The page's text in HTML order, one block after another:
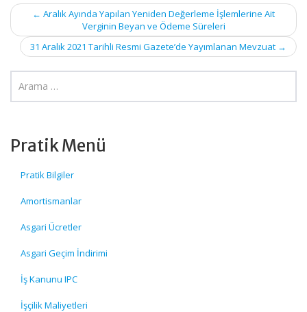
Post
navigation
← Aralık Ayında Yapılan Yeniden Değerleme İşlemlerine Ait
Verginin Beyan ve Ödeme Süreleri
31 Aralık 2021 Tarihli Resmi Gazete’de Yayımlanan Mevzuat →
Pratik Menü
Pratik Bilgiler
Amortismanlar
Asgari Ücretler
Asgari Geçim İndirimi
İş Kanunu IPC
İşçilik Maliyetleri